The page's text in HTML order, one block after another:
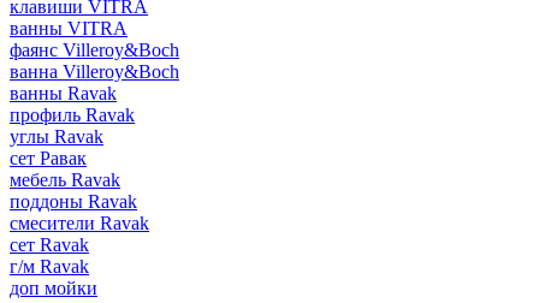
клавиши VITRA
ванны VITRA
фаянс Villeroy&Boch
ванна Villeroy&Boch
ванны Ravak
профиль Ravak
углы Ravak
сет Равак
мебель Ravak
поддоны Ravak
смесители Ravak
сет Ravak
г/м Ravak
доп мойки